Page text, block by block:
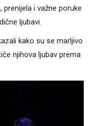
i važne poruke
ljubavi.
kako su se marljivo
njihova ljubav prema